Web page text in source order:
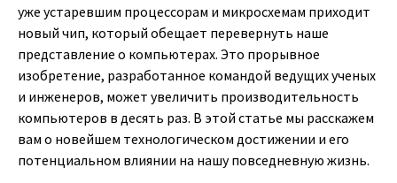
уже устаревшим процессорам и микросхемам приходит
новый чип, который обещает перевернуть наше
представление о компьютерах. Это прорывное
изобретение, разработанное командой ведущих ученых
и инженеров, может увеличить производительность
компьютеров в десять раз. В этой статье мы расскажем
вам о новейшем технологическом достижении и его
потенциальном влиянии на нашу повседневную жизнь.